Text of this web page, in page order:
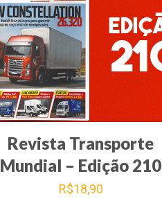
Revista Transporte
Mundial – Edição 210
R$18,90